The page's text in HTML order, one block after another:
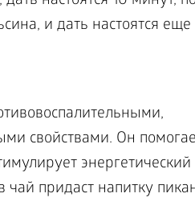
и дать настоятся еще
свойствами. Он
придаст напитку